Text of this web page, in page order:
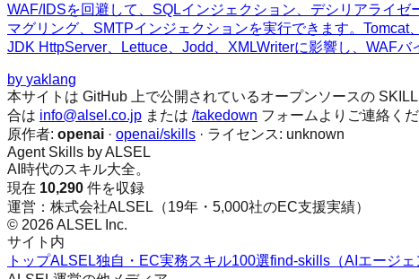
WAF/IDSを回避して、SQLインジェクション、デシリアライ
マグリング、SMTPインジェクションを実行できます。
JDK HttpServer、Lettuce、Jodd、XMLWriterに影響し、WAF
by yaklang
本サイトは GitHub 上で公開されているオープンソースの
合は info@alsel.co.jp または /takedown フォームよりご連絡くだ
原作者: openai · openai/skills · ライセンス: unknown
Agent Skills by ALSEL
AI時代のスキル大全。
現在 10,290 件を収録
運営：株式会社ALSEL（19年・5,000社のEC支援実績）
© 2026 ALSEL Inc.
サイト内
トップALSEL独自・EC実務スキル100選find-skills（AIエージェ